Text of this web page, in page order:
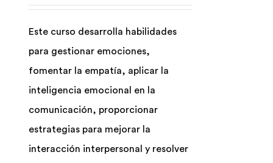
Este curso desarrolla habilidades
para gestionar emociones,
fomentar la empatía, aplicar la
inteligencia emocional en la
comunicación, proporcionar
estrategias para mejorar la
interacción interpersonal y resolver